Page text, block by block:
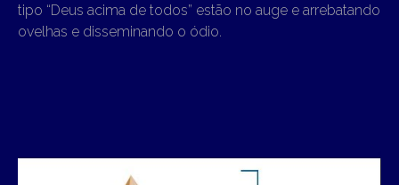
tipo “Deus acima de todos” estão no auge e arrebatando
ovelhas e disseminando o ódio.